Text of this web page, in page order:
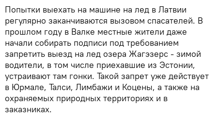
Попытки выехать на машине на лед в Латвии
регулярно заканчиваются вызовом спасателей. В
прошлом году в Валке местные жители даже
начали собирать подписи под требованием
запретить выезд на лед озера Жагэзерс - зимой
водители, в том числе приехавшие из Эстонии,
устраивают там гонки. Такой запрет уже действует
в Юрмале, Талси, Лимбажи и Коцены, а также на
охраняемых природных территориях и в
заказниках.